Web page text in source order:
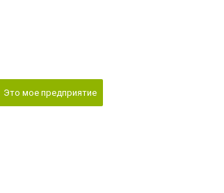
Это мое предприятие